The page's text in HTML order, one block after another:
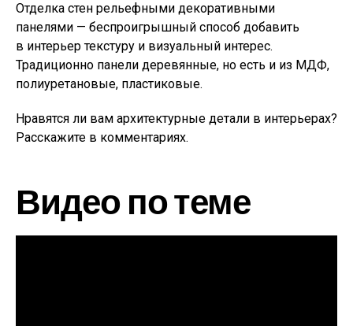
Отделка стен рельефными декоративными
панелями — беспроигрышный способ добавить
в интерьер текстуру и визуальный интерес.
Традиционно панели деревянные, но есть и из МДФ,
полиуретановые, пластиковые.
Нравятся ли вам архитектурные детали в интерьерах?
Расскажите в комментариях.
Видео по теме